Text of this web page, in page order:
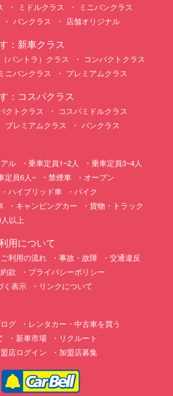
ミドルクラス
ミニバンクラス
バンクラス 店舗オリジナル
：新車クラス
バントラ）クラス
コンパクトクラス
ミニバンクラス プレミアムクラス
：コスパクラス
クトクラス
コスパミドルクラス
プレミアムクラス バンクラス
ル 乗車定員1~2人
乗車定員3~4人
定員6人~ 禁煙車
オープン
ハイブリッド車
バイク
キャンピングカー
貨物・トラック
以上
用について
ご利用の流れ 事故・故障
交通違反
款
プライバシーポリシー
く表示
リンクについて
グ
レンタカー・中古車を買う
新車市場
リクルート
店ログイン 加盟店募集